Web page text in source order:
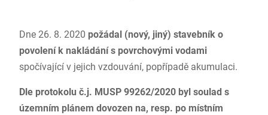
Dne 26. 8. 2020 požádal (nový, jiný) stavebník o
povolení k nakládání s povrchovými vodami
spočívající v jejich vzdouvání, popřípadě akumulaci.
Dle protokolu č.j. MUSP 99262/2020 byl soulad s
územním plánem dovozen na, resp. po místním